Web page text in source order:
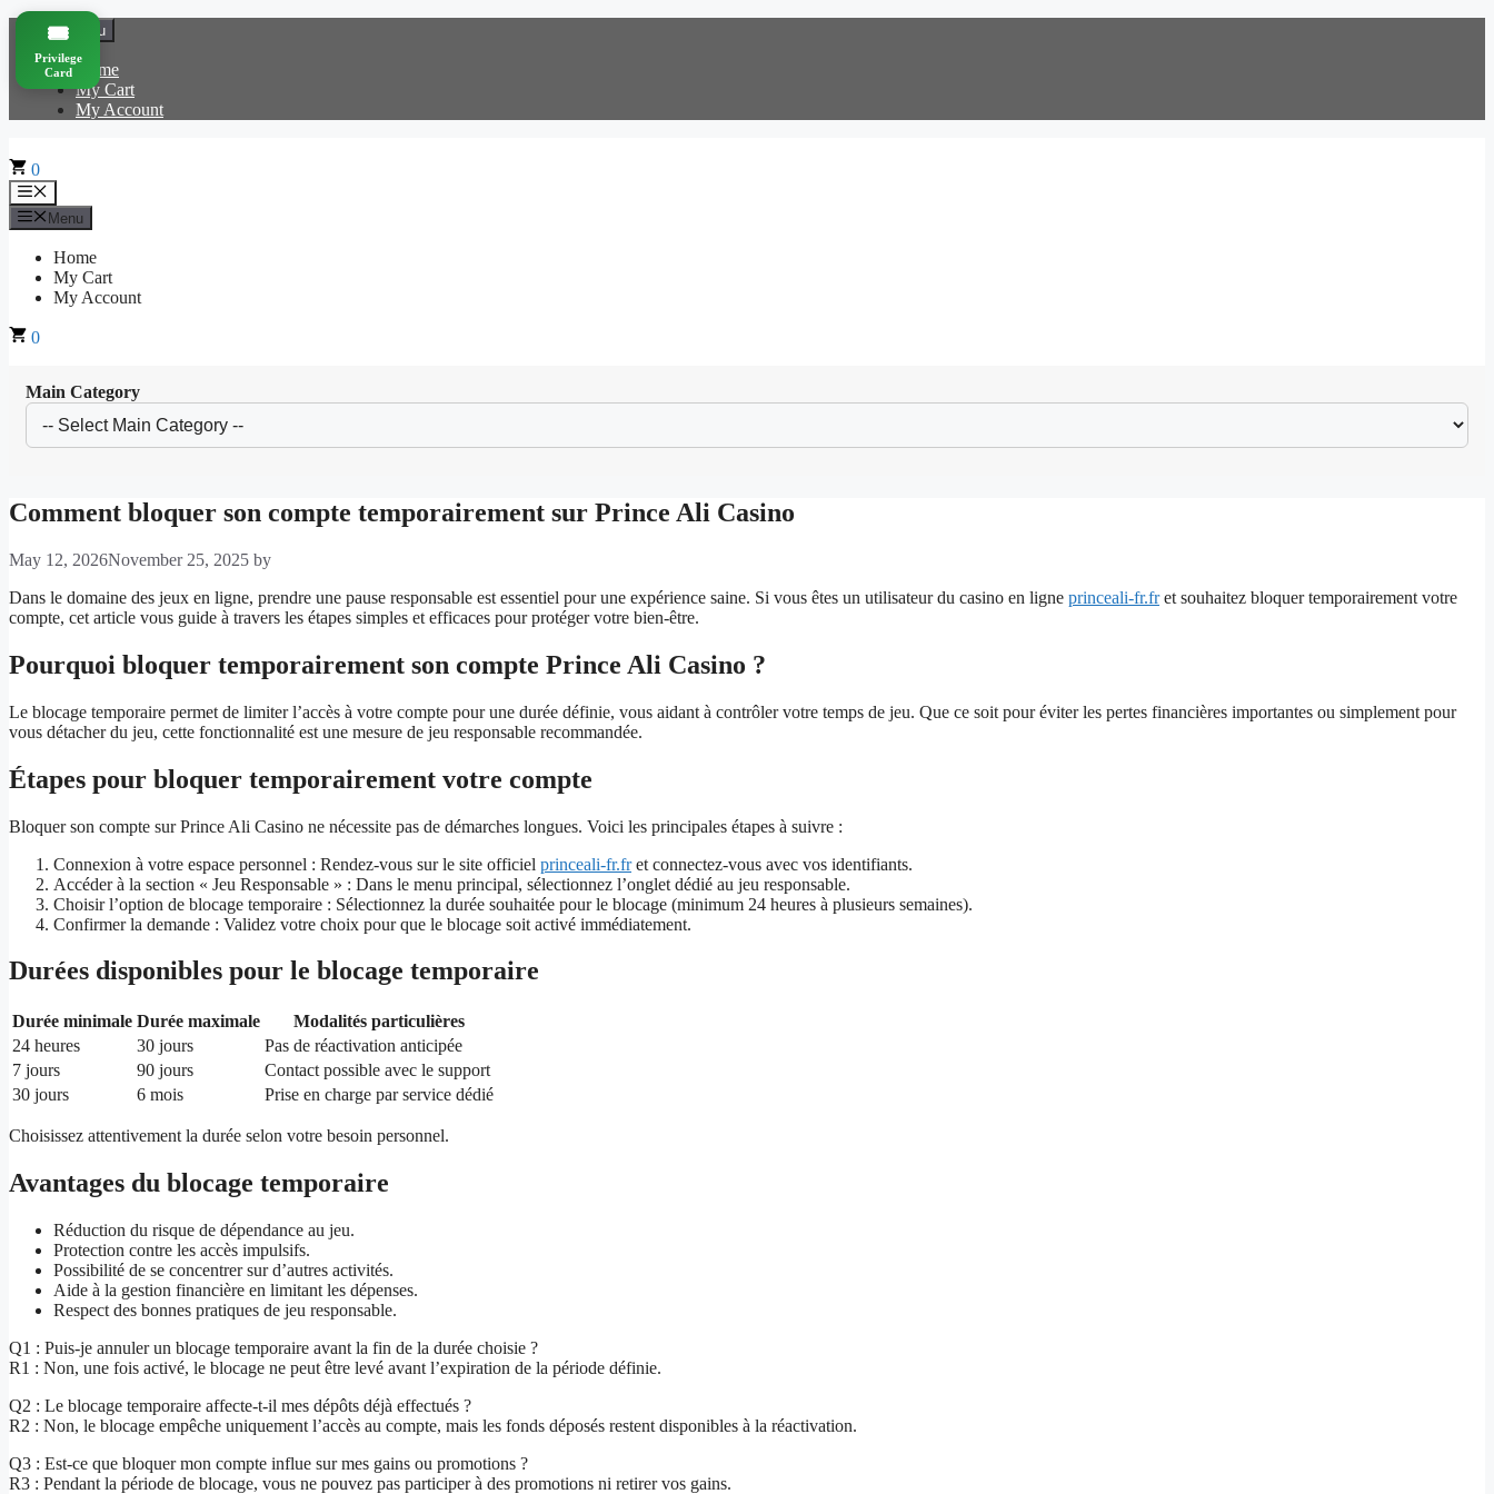
Skip
content
Menu
Home
My Cart
My Account
0
Menu
Menu
Home
My Cart
My Account
0
Main Category
Comment bloquer son compte temporairement sur Prince Ali Casino
May 12, 2026November 25, 2025 by
Dans le domaine des jeux en ligne, prendre une pause responsable est essentiel pour une expérience saine. Si vous êtes un utilisateur du casino en ligne princeali-fr.fret souhaitez bloquer temporairement votre
compte, cet article vous guide à travers les étapes simples et efficaces pour protéger votre bien-être.
Pourquoi bloquer temporairement son compte Prince Ali Casino ?
Le blocage temporaire permet de limiter l’accès à votre compte pour une durée définie, vous aidant à contrôler votre temps de jeu. Que ce soit pour éviter les pertes financières importantes ou simplement pour
vous détacher du jeu, cette fonctionnalité est une mesure de jeu responsable recommandée.
Étapes pour bloquer temporairement votre compte
Bloquer son compte sur Prince Ali Casino ne nécessite pas de démarches longues. Voici les principales étapes à suivre :
Connexion à votre espace personnel : Rendez-vous sur le site officiel princeali-fr.fret connectez-vous avec vos identifiants.
Accéder à la section « Jeu Responsable » : Dans le menu principal, sélectionnez l’onglet dédié au jeu responsable.
Choisir l’option de blocage temporaire : Sélectionnez la durée souhaitée pour le blocage (minimum 24 heures à plusieurs semaines).
Confirmer la demande : Validez votre choix pour que le blocage soit activé immédiatement.
Durées disponibles pour le blocage temporaire
Durée minimale Durée maximale
Modalités particulières
24 heures
30 jours
Pas de réactivation anticipée
7 jours
90 jours
Contact possible avec le support
30 jours
6 mois Prise en charge par service dédié
Choisissez attentivement la durée selon votre besoin personnel.
Avantages du blocage temporaire
Réduction du risque de dépendance au jeu.
Protection contre les accès impulsifs.
Possibilité de se concentrer sur d’autres activités.
Aide à la gestion financière en limitant les dépenses.
Respect des bonnes pratiques de jeu responsable.
Q1 : Puis-je annuler un blocage temporaire avant la fin de la durée choisie ?
R1 : Non, une fois activé, le blocage ne peut être levé avant l’expiration de la période définie.
Q2 : Le blocage temporaire affecte-t-il mes dépôts déjà effectués ?
R2 : Non, le blocage empêche uniquement l’accès au compte, mais les fonds déposés restent disponibles à la réactivation.
Q3 : Est-ce que bloquer mon compte influe sur mes gains ou promotions ?
R3 : Pendant la période de blocage, vous ne pouvez pas participer à des promotions ni retirer vos gains.
🎟️
Privilege
Card